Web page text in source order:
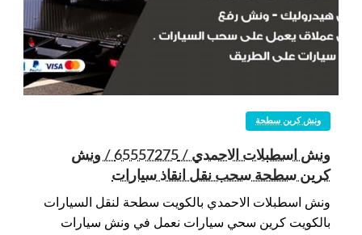
ونش كرين سطحة
ونش اسطبلات الاحمدي / 65557275 / ونش
كرين سطحة سحب نقل انقاذ سيارات
ونش اسطبلات الاحمدي بالكويت سطحة لنقل السيارات
بالكويت كرين سحي سيارات نعمل في ونش سيارات